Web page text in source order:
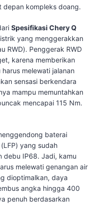
depan kompleks doang.
Spesifikasi Chery Q
yang menggerakkan
RWD). Penggerak RWD
karena memberikan
melewati jalanan
sensasi berkendara
mampu memuntahkan
mencapai 115 Nm.
baterai
yang sudah
debu IP68. Jadi, kamu
melewati genangan air
dioptimalkan, daya
angka hingga 400
penuh berdasarkan